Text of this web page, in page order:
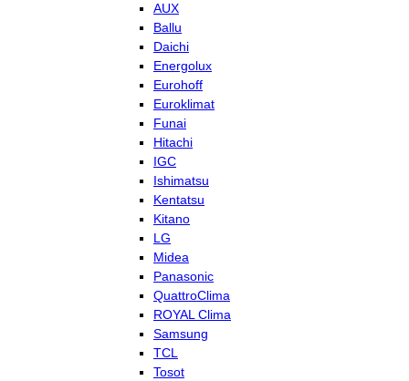
AUX
Ballu
Daichi
Energolux
Eurohoff
Euroklimat
Funai
Hitachi
IGC
Ishimatsu
Kentatsu
Kitano
LG
Midea
Panasonic
QuattroClima
ROYAL Clima
Samsung
TCL
Tosot